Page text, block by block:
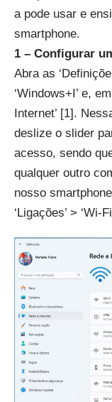
a pode usar e
smartphone.
1 – Configurar
Abra as
‘Windows+I’ e,
Internet’ [1].
deslize o slider
acesso, sendo
qualquer outro
nosso
‘Ligações’ > ‘Wi-